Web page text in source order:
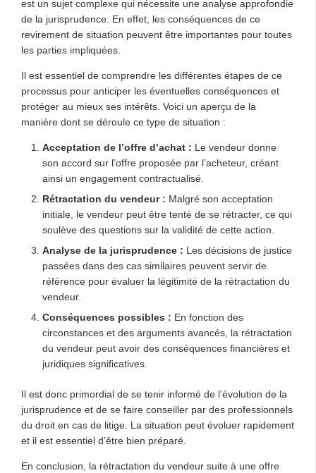
est un sujet complexe qui nécessite une analyse approfondie
de la jurisprudence. En effet, les conséquences de ce
revirement de situation peuvent être importantes pour toutes
les parties impliquées.
Il est essentiel de comprendre les différentes étapes de ce
processus pour anticiper les éventuelles conséquences et
protéger au mieux ses intérêts. Voici un aperçu de la
manière dont se déroule ce type de situation :
Acceptation de l’offre d’achat : Le vendeur donne
son accord sur l’offre proposée par l’acheteur, créant
ainsi un engagement contractualisé.
Rétractation du vendeur : Malgré son acceptation
initiale, le vendeur peut être tenté de se rétracter, ce qui
soulève des questions sur la validité de cette action.
Analyse de la jurisprudence : Les décisions de justice
passées dans des cas similaires peuvent servir de
référence pour évaluer la légitimité de la rétractation du
vendeur.
Conséquences possibles : En fonction des
circonstances et des arguments avancés, la rétractation
du vendeur peut avoir des conséquences financières et
juridiques significatives.
Il est donc primordial de se tenir informé de l’évolution de la
jurisprudence et de se faire conseiller par des professionnels
du droit en cas de litige. La situation peut évoluer rapidement
et il est essentiel d’être bien préparé.
En conclusion, la rétractation du vendeur suite à une offre